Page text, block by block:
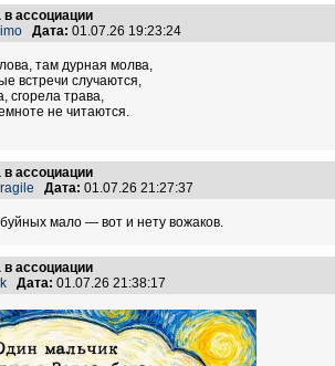
в ассоциации
Дата: 01.07.26 19:23:24
там дурная молва,
встречи случаются,
сгорела трава,
не читаются.
в ассоциации
Дата: 01.07.26 21:27:37
мало — вот и нету вожаков.
в ассоциации
Дата: 01.07.26 21:38:17